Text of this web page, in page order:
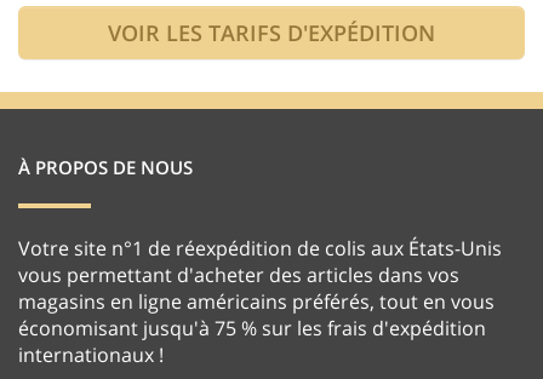
À PROPOS DE NOUS
Votre site n°1 de réexpédition de colis aux États-Unis
vous permettant d'acheter des articles dans vos
magasins en ligne américains préférés, tout en vous
économisant jusqu'à 75 % sur les frais d'expédition
internationaux !